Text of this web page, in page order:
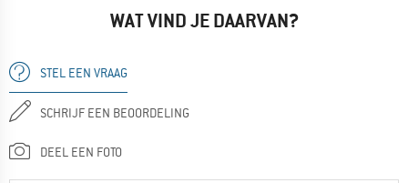
WAT VIND JE DAARVAN?
STEL EEN VRAAG
SCHRIJF EEN BEOORDELING
DEEL EEN FOTO